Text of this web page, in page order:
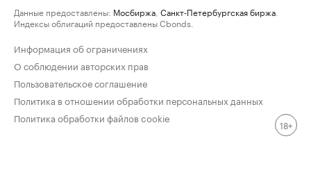
Данные предоставлены: Мосбиржа Санкт-Петербургская биржа
Индексы облигаций предоставлены Cbonds.
Информация об ограничениях
О соблюдении авторских прав
Пользовательское соглашение
Политика в отношении обработки персональных данных
Политика обработки файлов cookie
18+